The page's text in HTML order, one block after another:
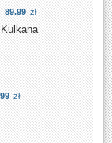
89.99 zł
zł